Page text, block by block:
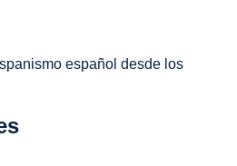
español desde los